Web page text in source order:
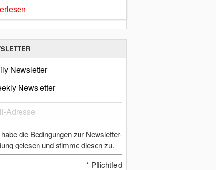
Newsletter
Newsletter
die Bedingungen zur Newsletter-
gelesen und stimme diesen zu.
* Pflichtfeld